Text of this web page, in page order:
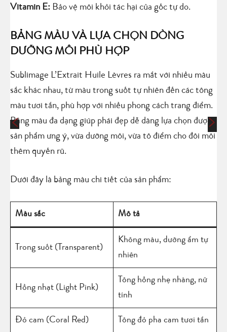
Vitamin E: Bảo vệ môi khỏi tác hại của gốc tự do.
BẢNG MÀU VÀ LỰA CHỌN DÒNG
DƯỠNG MÔI PHÙ HỢP
Sublimage L’Extrait Huile Lèvres ra mắt với nhiều màu
sắc khác nhau, từ màu trong suốt tự nhiên đến các tông
màu tươi tắn, phù hợp với nhiều phong cách trang điểm.
Bảng màu đa dạng giúp phái đẹp dễ dàng lựa chọn được
sản phẩm ưng ý, vừa dưỡng môi, vừa tô điểm cho đôi môi
thêm quyến rũ.
Dưới đây là bảng màu chi tiết của sản phẩm:
Màu sắc Mô tả
Trong suốt (Transparent)
Không màu, dưỡng ẩm tự
nhiên
Hồng nhạt (Light Pink)
Tông hồng nhẹ nhàng, nữ
tính
Đỏ cam (Coral Red) Tông đỏ pha cam tươi tắn